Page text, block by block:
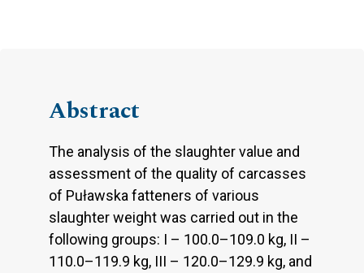
Abstract
The analysis of the slaughter value and
assessment of the quality of carcasses
of Puławska fatteners of various
slaughter weight was carried out in the
following groups: I – 100.0–109.0 kg, II –
110.0–119.9 kg, III – 120.0–129.9 kg, and